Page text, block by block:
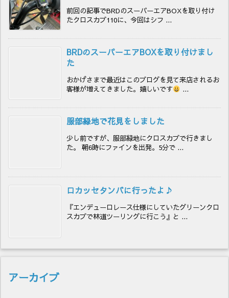
前回の記事でBRDのスーパーエアBOXを取り付け
たクロスカブ110に、今回はシフ ...
BRDのスーパーエアBOXを取り付けまし
た
おかげさまで最近はこのブログを見て来店されるお
客様が増えてきました。嬉しいです
...
服部緑地で花見をしました
少し前ですが、服部緑地にクロスカブで行きまし
た。 朝6時にファインを出発。5分で ...
ロカッセタンバに行ったよ♪
『エンデューロレース仕様にしていたグリーンクロ
スカブで林道ツーリングに行こう』と ...
アーカイブ